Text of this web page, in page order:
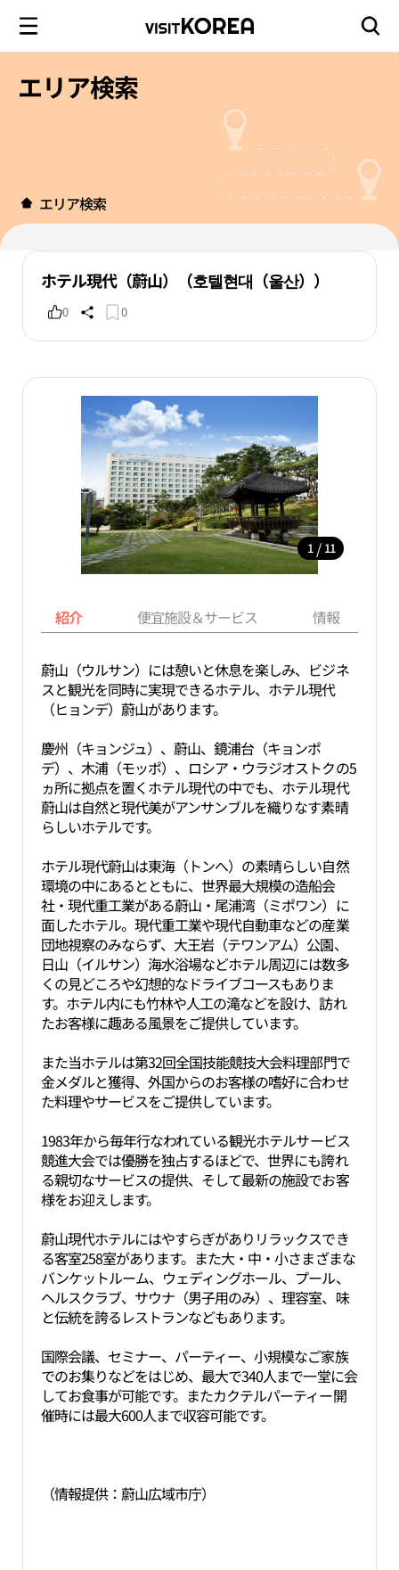
エリア検索
エリア検索
ホテル現代（蔚山）（호텔현대（울산））
0 0
1 / 11
紹介 便宜施設＆サービス 情報
蔚山（ウルサン）には憩いと休息を楽しみ、ビジネ
スと観光を同時に実現できるホテル、ホテル現代
（ヒョンデ）蔚山があります。
慶州（キョンジュ）、蔚山、鏡浦台（キョンポ
デ）、木浦（モッポ）、ロシア・ウラジオストクの5
ヵ所に拠点を置くホテル現代の中でも、ホテル現代
蔚山は自然と現代美がアンサンブルを織りなす素晴
らしいホテルです。
ホテル現代蔚山は東海（トンへ）の素晴らしい自然
環境の中にあるとともに、世界最大規模の造船会
社・現代重工業がある蔚山・尾浦湾（ミポワン）に
面したホテル。現代重工業や現代自動車などの産業
団地視察のみならず、大王岩（テワンアム）公園、
日山（イルサン）海水浴場などホテル周辺には数多
くの見どころや幻想的なドライブコースもありま
す。ホテル内にも竹林や人工の滝などを設け、訪れ
たお客様に趣ある風景をご提供しています。
また当ホテルは第32回全国技能競技大会料理部門で
金メダルと獲得、外国からのお客様の嗜好に合わせ
た料理やサービスをご提供しています。
1983年から毎年行なわれている観光ホテルサービス
競進大会では優勝を独占するほどで、世界にも誇れ
る親切なサービスの提供、そして最新の施設でお客
様をお迎えします。
蔚山現代ホテルにはやすらぎがありリラックスでき
る客室258室があります。また大・中・小さまざまな
バンケットルーム、ウェディングホール、プール、
ヘルスクラブ、サウナ（男子用のみ）、理容室、味
と伝統を誇るレストランなどもあります。
国際会議、セミナー、パーティー、小規模なご家族
でのお集りなどをはじめ、最大で340人まで一堂に会
してお食事が可能です。またカクテルパーティー開
催時には最大600人まで収容可能です。
（情報提供：蔚山広域市庁）